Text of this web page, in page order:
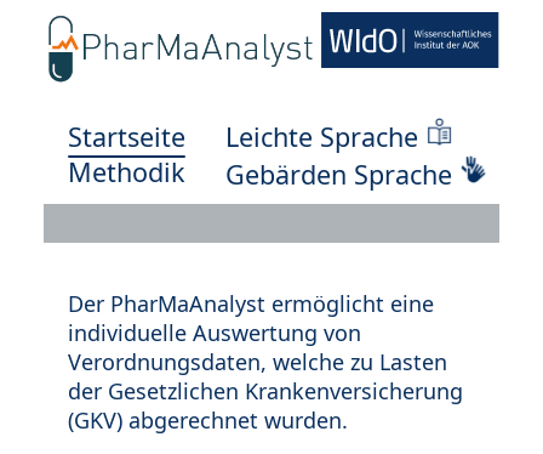
Startseite
Methodik
Leichte Sprache
Gebärden Sprache
Der PharMaAnalyst ermöglicht eine
individuelle Auswertung von
Verordnungsdaten, welche zu Lasten
der Gesetzlichen Krankenversicherung
(GKV) abgerechnet wurden.